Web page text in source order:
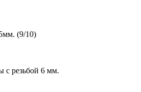
(9/10)
с резьбой 6 мм.